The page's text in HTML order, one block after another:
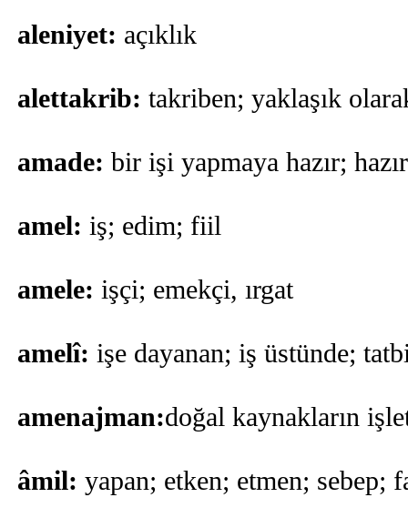
aleniyet: açıklık
alettakrib: takriben; yaklaşık
amade: bir işi yapmaya hazır;
amel: iş; edim; fiil
amele: işçi; emekçi, ırgat
amelî: işe dayanan; iş üstünde;
amenajman:doğal kaynakların
âmil: yapan; etken; etmen; sebep;